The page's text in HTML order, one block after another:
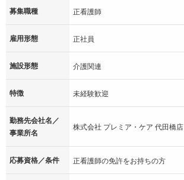
募集職種 正看護師
雇用形態 正社員
施設形態 介護関連
特徴 未経験歓迎
勤務先会社名／
事業所名
株式会社 プレミア・ケア 代田橋店
応募資格／条件 正看護師の免許をお持ちの方